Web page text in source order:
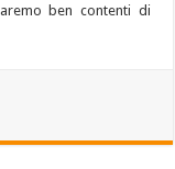
ben contenti di